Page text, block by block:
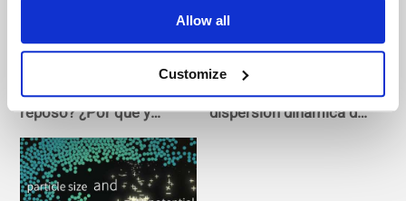
Allow all
Customize
¿Qué es el ángulo de
reposo? ¿Por qué y
Secreto de la
dispersión dinámica de